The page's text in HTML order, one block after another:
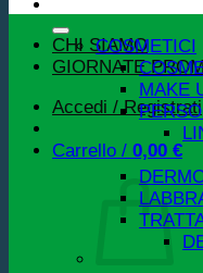
CHI SIAMO
GIORNATE
Accedi / Registrati
Carrello / 0,00 €
COSMETICI
MAKE